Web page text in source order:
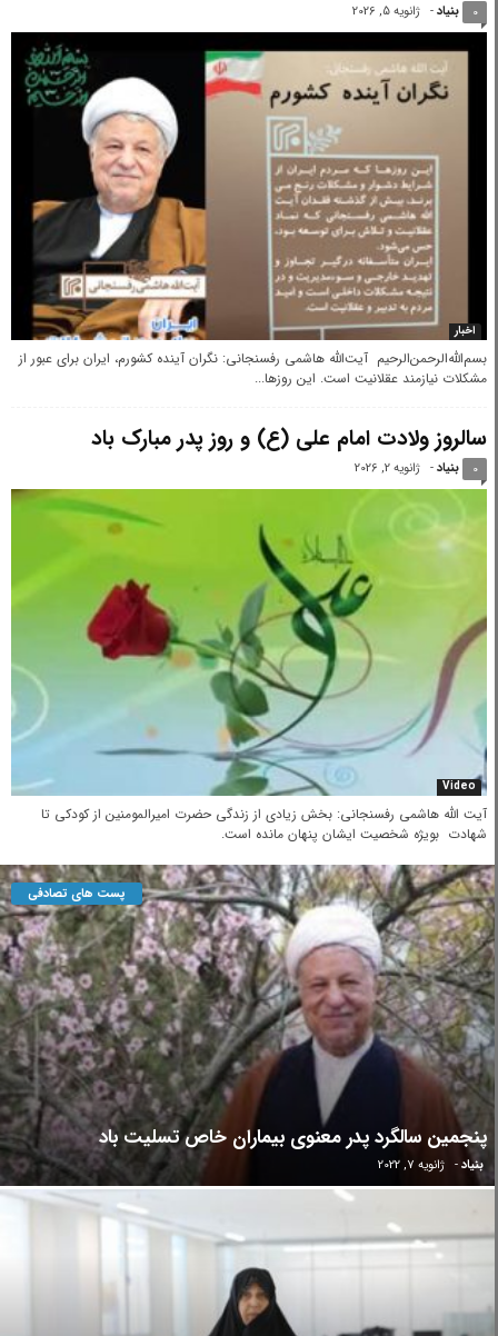
بنیاد - ژانویه 5, 2026 0
اخبار
بسم‌الله‌الرحمن‌الرحیم آیت‌الله هاشمی رفسنجانی: نگران آینده کشورم، ایران برای عبور از
مشکلات نیازمند عقلانیت است. این روزها...
سالروز ولادت امام علی (ع) و روز پدر مبارک باد
بنیاد - ژانویه 2, 2026 0
Video
آیت‌ الله‌ هاشمی‌ رفسنجانی: بخش زیادی از زندگی حضرت امیرالمومنین از کودکی تا
شهادت بویژه شخصیت ایشان پنهان مانده است.
پست های تصادفی
پنجمین سالگرد پدر معنوی بیماران خاص تسلیت باد
بنیاد - ژانویه 7, 2022